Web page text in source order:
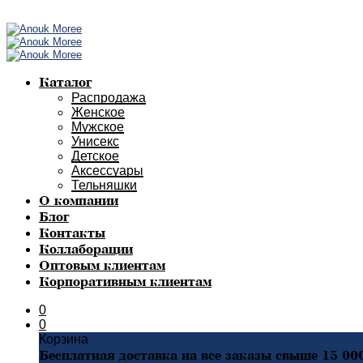
Каталог
Распродажа
Женское
Мужское
Унисекс
Детское
Аксессуары
Тельняшки
О компании
Блог
Контакты
Коллаборации
Оптовым клиентам
Корпоративным клиентам
0
0
Корзина
Бесплатная доставка на все заказы свыше 15